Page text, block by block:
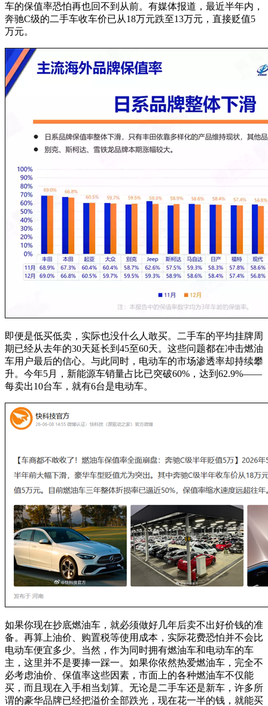
车的保值率恐怕再也回不到从前。有媒体报道，最近半年内，
奔驰C级的二手车收车价已从18万元跌至13万元，直接贬值5
万元。
即便是低买低卖，实际也没什么人敢买。二手车的平均挂牌周
期已经从去年的30天延长到45至60天。这些问题都在冲击燃油
车用户最后的信心。与此同时，电动车的市场渗透率却持续攀
升。今年5月，新能源车销量占比已突破60%，达到62.9%——
每卖出10台车，就有6台是电动车。
如果你现在抄底燃油车，就必须做好几年后卖不出好价钱的准
备。再算上油价、购置税等使用成本，实际花费恐怕并不会比
电动车便宜多少。当然，作为同时拥有燃油车和电动车的车
主，这里并不是要捧一踩一。如果你依然热爱燃油车，完全不
必考虑油价、保值率这些因素，市面上的各种燃油车不仅能
买，而且现在入手相当划算。无论是二手车还是新车，许多所
谓的豪华品牌已经把溢价全部跌光，现在花一半的钱，就能买